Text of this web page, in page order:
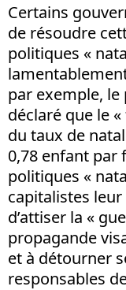
Certains
de résoudre
politiques «
par exemple, le
déclaré que le
du taux de
0,78 enfant par
politiques «
capitalistes
d’attiser la «
propagande
et à détourner
responsables